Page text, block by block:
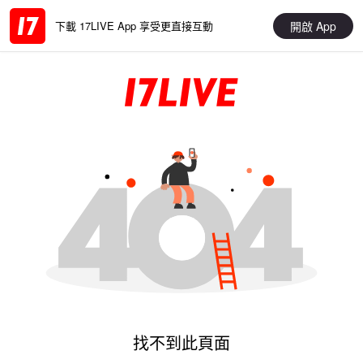
下載 17LIVE App 享受更直接互動 開啟 App
找不到此頁面